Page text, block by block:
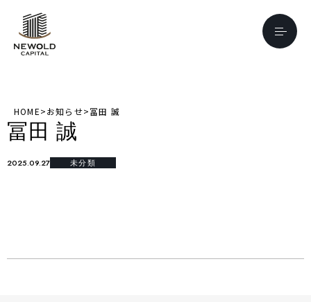
HOME>お知らせ>冨田 誠
冨田 誠
2025.09.27 未分類